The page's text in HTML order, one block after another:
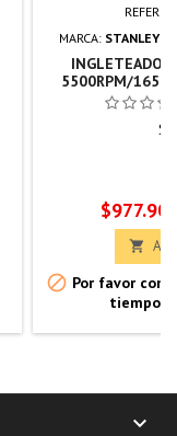
MARCA: STANLEY
5500RPM/
Precio

 Por favor
tiempo
